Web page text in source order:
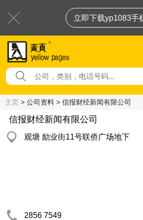
立即下载yp1083手
主页 > 公司资料 > 信报财经新闻有限公司
信报财经新闻有限公司
观塘 励业街11号联侨广场地下
2856 7549